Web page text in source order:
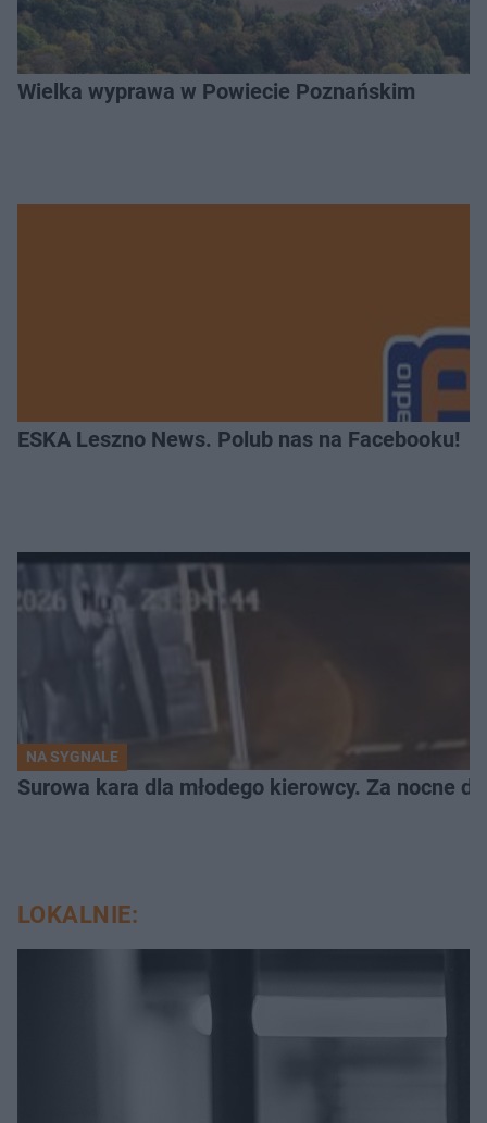
Wielka wyprawa w Powiecie Poznańskim
ESKA Leszno News. Polub nas na Facebooku!
NA SYGNALE
Surowa kara dla młodego kierowcy. Za nocne
LOKALNIE: